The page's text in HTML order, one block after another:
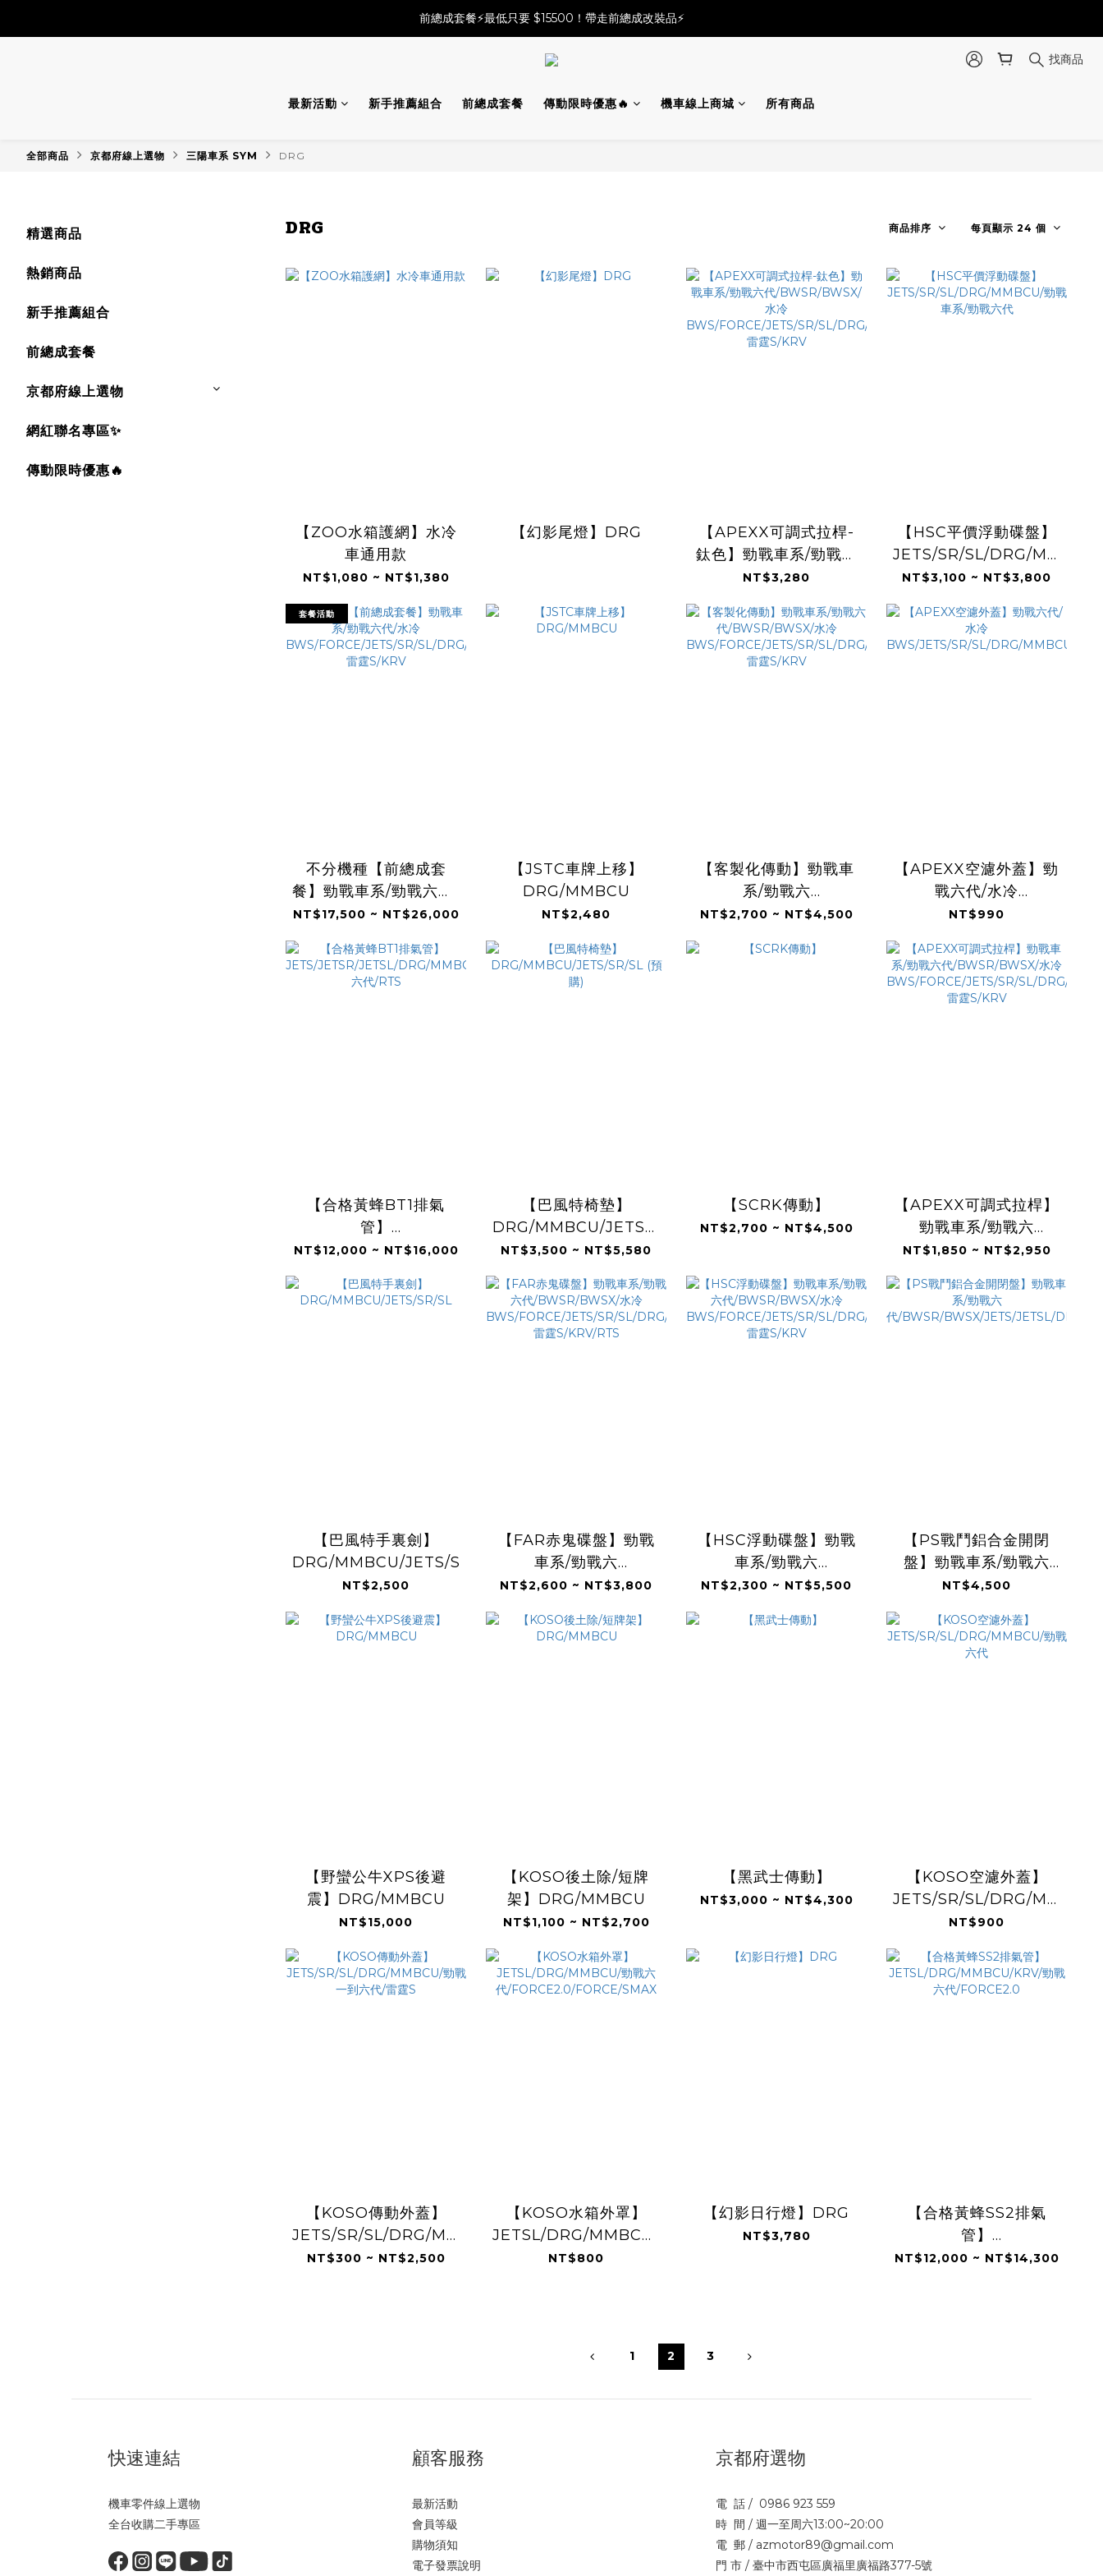
必改龍頭四件套⚡️不用五千六!! 優惠價只要 $ 4899💥
前總成套餐⚡️最低只要 $15500！帶走前總成改裝品⚡️
2025倒叉前總全方案✨A~F自由選✨點擊購買 找商品
最新活動 新手推薦組合 前總成套餐 傳動限時優惠🔥 機車線上商城 所有商品
全部商品 京都府線上選物 三陽車系 SYM DRG
精選商品
熱銷商品
新手推薦組合
前總成套餐
京都府線上選物
網紅聯名專區✨
傳動限時優惠🔥
DRG 商品排序 每頁顯示 24 個
【ZOO水箱護網】水冷
車通用款
NT$1,080 ~ NT$1,380
【幻影尾燈】DRG
【APEXX可調式拉桿-
鈦色】勁戰車系/勁戰六
代/BWSR/BWSX/水冷
雷霆S/KRV
NT$3,280
【HSC平價浮動碟盤】
JETS/SR/SL/DRG/MMBCU/
勁戰車系/勁戰六代
NT$3,100 ~ NT$3,800
套餐活動
不分機種【前總成套
餐】勁戰車系/勁戰六代/
水冷
雷霆S/KRV
NT$17,500 ~ NT$26,000
【JSTC車牌上移】
DRG/MMBCU
NT$2,480
【客製化傳動】勁戰車
系/勁戰六
代/BWSR/BWSX/水冷
雷霆S/KRV
NT$2,700 ~ NT$4,500
【APEXX空濾外蓋】勁
戰六代/水冷
BWS/JETS/SR/SL/DRG/
NT$990
【合格黃蜂BT1排氣
管】
JETS/JETSR/JETSL/DRG/MMBCU/
NT$12,000 ~ NT$16,000
【巴風特椅墊】
DRG/MMBCU/JETS/SR/SL
(預購)
NT$3,500 ~ NT$5,580
【SCRK傳動】
NT$2,700 ~ NT$4,500
【APEXX可調式拉桿】
勁戰車系/勁戰六
代/BWSR/BWSX/水冷
BWS/FORCE/JETS/SR/
雷霆S/KRV
NT$1,850 ~ NT$2,950
【巴風特手裏劍】
DRG/MMBCU/JETS/SR/SL
NT$2,500
【FAR赤鬼碟盤】勁戰
車系/勁戰六
代/BWSR/BWSX/水冷
雷霆S/KRV/RTS
NT$2,600 ~ NT$3,800
【HSC浮動碟盤】勁戰
車系/勁戰六
代/BWSR/BWSX/水冷
雷霆S/KRV
NT$2,300 ~ NT$5,500
【PS戰鬥鋁合金開閉
盤】勁戰車系/勁戰六
代/BWSR/BWSX/JETS/
NT$4,500
【野蠻公牛XPS後避
震】DRG/MMBCU
NT$15,000
【KOSO後土除/短牌
架】DRG/MMBCU
NT$1,100 ~ NT$2,700
【黑武士傳動】
NT$3,000 ~ NT$4,300
【KOSO空濾外蓋】
JETS/SR/SL/DRG/MMBCU/
勁戰六代
NT$900
【KOSO傳動外蓋】
JETS/SR/SL/DRG/MMBCU/
勁戰一到六代/雷霆S
NT$300 ~ NT$2,500
【KOSO水箱外罩】
JETSL/DRG/MMBCU/
勁戰六
NT$800
【幻影日行燈】DRG
NT$3,780
【合格黃蜂SS2排氣
管】
JETSL/DRG/MMBCU/KRV/
NT$12,000 ~ NT$14,300
1 2 3
快速連結
機車零件線上選物
全台收購二手專區
顧客服務
最新活動
會員等級
購物須知
電子發票說明
京都府選物
電 話 / 0986 923 559
時 間 / 週一至周六13:00~20:00
電 郵 / azmotor89@gmail.com
門 市 / 臺中市西屯區廣福里廣福路377-5號